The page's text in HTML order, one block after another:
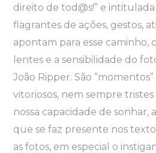
direito de tod@s!” e
flagrantes de ações, gestos,
apontam para esse caminho,
lentes e a sensibilidade do
João Ripper. São
vitoriosos, nem sempre
nossa capacidade de sonhar,
que se faz presente nos
as fotos, em especial o